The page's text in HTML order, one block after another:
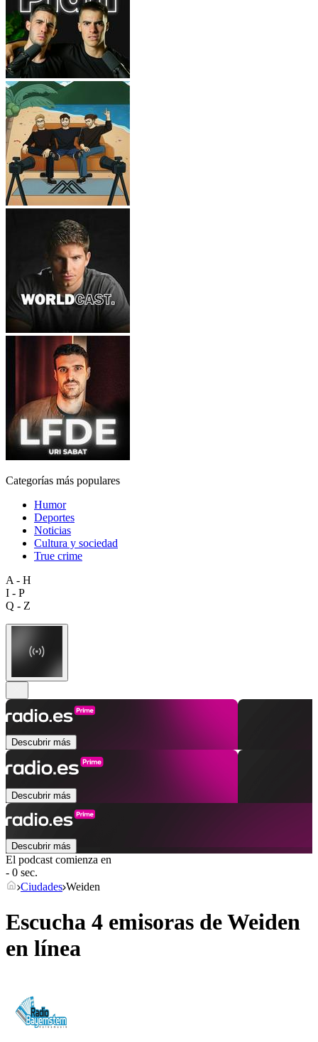
Categorías más populares
Humor
Deportes
Noticias
Cultura y sociedad
True crime
A - H
I - P
Q - Z
Descubrir más
Descubrir más
Descubrir más
El podcast comienza en
- 0 sec.
Ciudades Weiden
Escucha 4 emisoras deWeiden
en línea